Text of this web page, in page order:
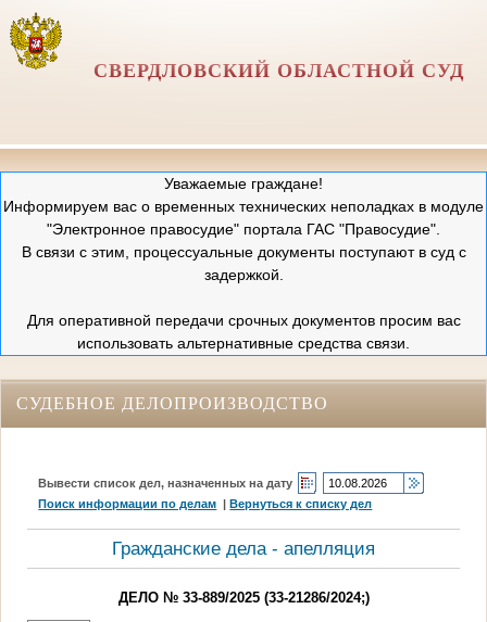
СВЕРДЛОВСКИЙ ОБЛАСТНОЙ СУД
Уважаемые граждане!
Информируем вас о временных технических неполадках в модуле
"Электронное правосудие" портала ГАС "Правосудие".
В связи с этим, процессуальные документы поступают в суд с
задержкой.
Для оперативной передачи срочных документов просим вас
использовать альтернативные средства связи.
СУДЕБНОЕ ДЕЛОПРОИЗВОДСТВО
Вывести список дел, назначенных на дату
Поиск информации по делам |Вернуться к списку дел
Гражданские дела - апелляция
ДЕЛО № 33-889/2025 (33-21286/2024;)